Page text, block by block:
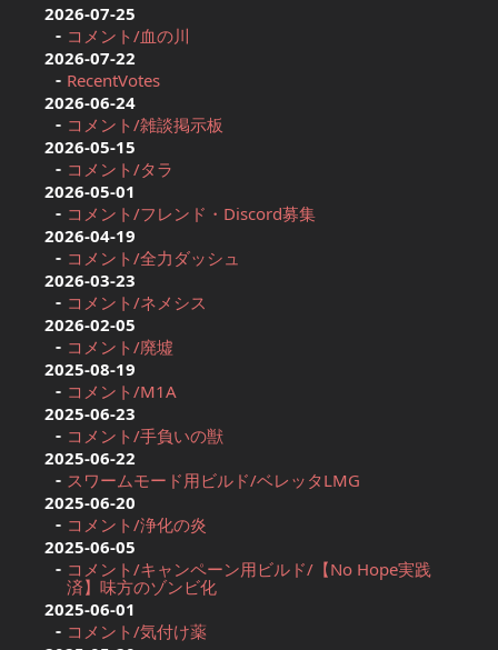
2026-07-25
コメント/血の川
2026-07-22
RecentVotes
2026-06-24
コメント/雑談掲示板
2026-05-15
コメント/タラ
2026-05-01
コメント/フレンド・Discord募集
2026-04-19
コメント/全力ダッシュ
2026-03-23
コメント/ネメシス
2026-02-05
コメント/廃墟
2025-08-19
コメント/M1A
2025-06-23
コメント/手負いの獣
2025-06-22
スワームモード用ビルド/ベレッタLMG
2025-06-20
コメント/浄化の炎
2025-06-05
コメント/キャンペーン用ビルド/【No Hope実践
済】味方のゾンビ化
2025-06-01
コメント/気付け薬